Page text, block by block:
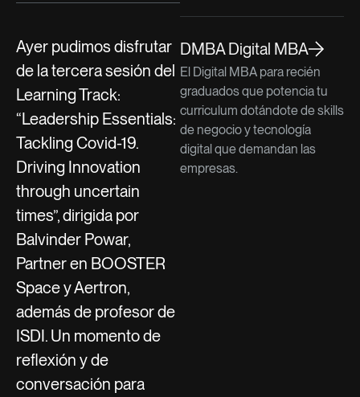
Ayer pudimos disfrutar
de la tercera sesión del
Learning Track:
“Leadership Essentials:
Tackling Covid-19.
Driving Innovation
through uncertain
times”, dirigida por
Balvinder Powar,
Partner en BOOSTER
Space y Aertron,
además de profesor de
ISDI. Un momento de
reflexión y de
conversación para
DMBA Digital MBA
El Digital MBA para recién
graduados que potencia tu
curriculum dotándote de skills
de negocio y tecnología
digital que demandan las
empresas.